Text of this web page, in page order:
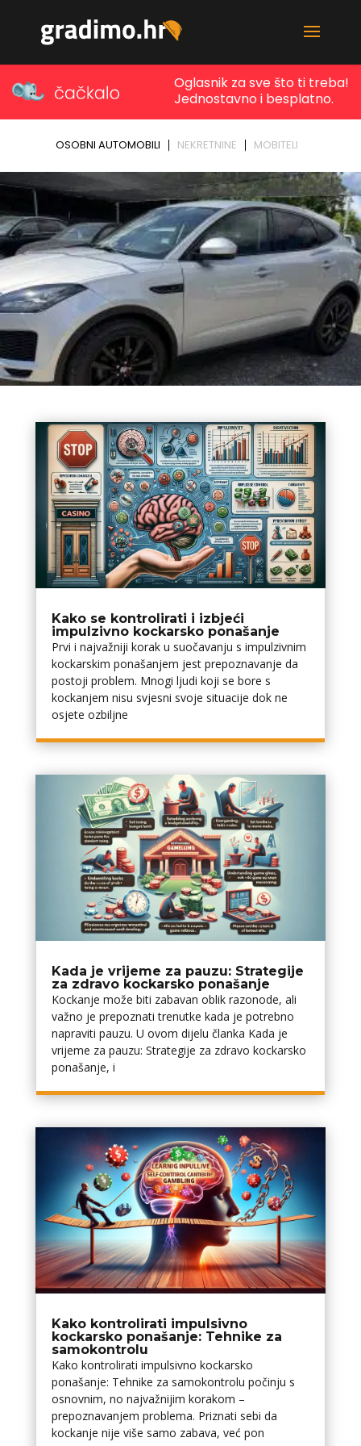
Kako se kontrolirati i izbjeći
impulzivno kockarsko ponašanje
Prvi i najvažniji korak u suočavanju s impulzivnim
kockarskim ponašanjem jest prepoznavanje da
postoji problem. Mnogi ljudi koji se bore s
kockanjem nisu svjesni svoje situacije dok ne
osjete ozbiljne
Kada je vrijeme za pauzu: Strategije
za zdravo kockarsko ponašanje
Kockanje može biti zabavan oblik razonode, ali
važno je prepoznati trenutke kada je potrebno
napraviti pauzu. U ovom dijelu članka Kada je
vrijeme za pauzu: Strategije za zdravo kockarsko
ponašanje, i
Kako kontrolirati impulsivno
kockarsko ponašanje: Tehnike za
samokontrolu
Kako kontrolirati impulsivno kockarsko
ponašanje: Tehnike za samokontrolu počinju s
osnovnim, no najvažnijim korakom –
prepoznavanjem problema. Priznati sebi da
kockanje nije više samo zabava, već pon